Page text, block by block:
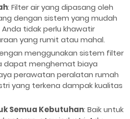
: Filter air yang dipasang oleh
dengan sistem yang mudah
tidak perlu khawatir
yang rumit atau mahal.
menggunakan sistem filter
dapat menghemat biaya
perawatan peralatan rumah
yang terkena dampak kualitas
Semua Kebutuhan: Baik untuk